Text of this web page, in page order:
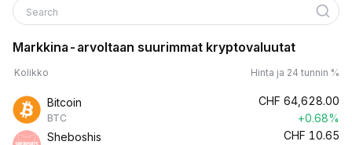
Search
Markkina-arvoltaan suurimmat kryptovaluutat
Kolikko Hinta ja 24 tunnin %
Bitcoin
BTC
CHF 64,628.00
+0.68%
Sheboshis
CHF 10.65